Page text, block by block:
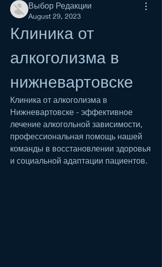
Выбор Редакции
August 29, 2023
Клиника от
алкоголизма в
нижневартовске
Клиника от алкоголизма в
Нижневартовске - эффективное
лечение алкогольной зависимости,
профессиональная помощь нашей
команды в восстановлении здоровья
и социальной адаптации пациентов.